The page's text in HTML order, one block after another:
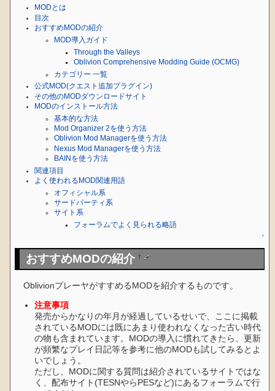
MODとは
目次
おすすめMODの紹介
MOD導入ガイド
Through the Valleys
Oblivion Comprehensive Modding Guide (OCMG)
カテゴリー 一覧
公式MOD(クエスト追加プラグイン)
その他のMODダウンロードサイト
MODのインストール方法
基本的な方法
Mod Organizer 2を使う方法
Oblivion Mod Managerを使う方法
Nexus Mod Managerを使う方法
BAINを使う方法
関連項目
よく使われるMOD関連用語
オフィシャル系
サードパーティ系
サイト系
フォーラムでよく見られる略語
↑
おすすめMODの紹介†
OblivionプレーヤがすすめるMODを紹介するものです。
注意事項
発売からかなりの年月が経過しているせいで、ここに掲載
されているMODには既にあまり使われなくなった古い時代
の物も含まれています。MODの導入に慣れてきたら、更新
が頻繁なプレイ日記等を参考に他のMODも試してみるとよ
いでしょう。
ただし、MODに関する質問は紹介されているサイトではな
く、配布サイト(TESNやらPESなど)にあるフォーラムで行